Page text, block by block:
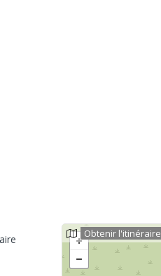
Obtenir l'itinéraire